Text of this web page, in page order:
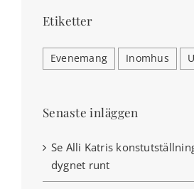
Etiketter
Evenemang Inomhus
Senaste inläggen
Se Alli Katris
dygnet runt